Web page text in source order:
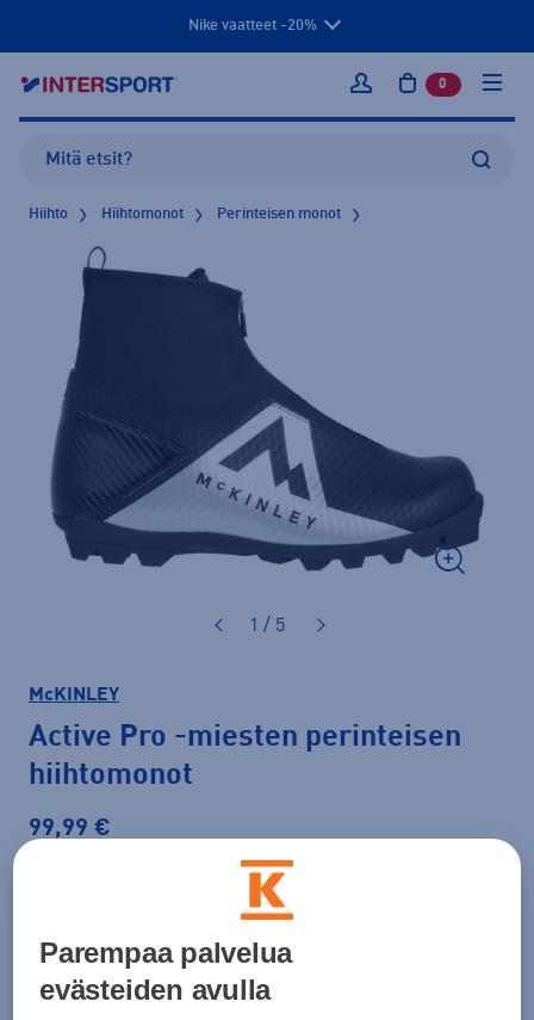
Nike vaatteet -20%
Kirjaudu sisään
0 tuotetta
Hiihto Hiihtomonot Perinteisen monot
1 / 5
McKINLEY
Active Pro -miesten perinteisen
hiihtomonot
99,99 €
Koko
Parempaa palvelua
evästeiden avulla